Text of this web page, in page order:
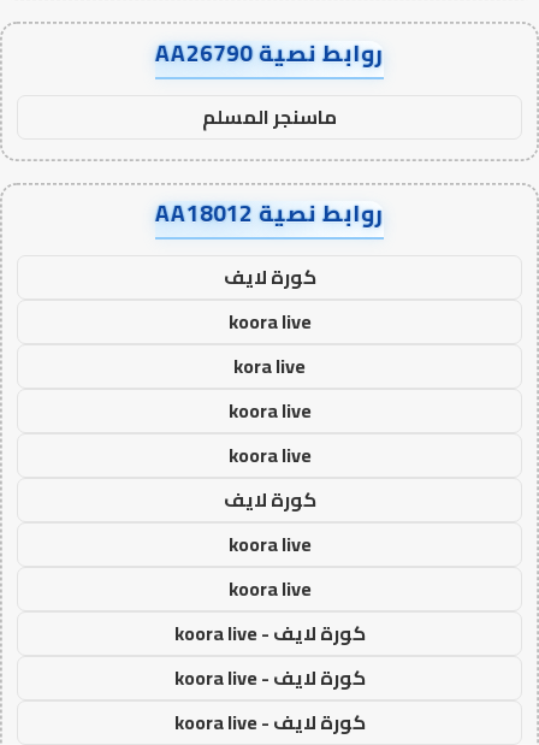
روابط نصية AA26790
ماسنجر المسلم
روابط نصية AA18012
كورة لايف
koora live
kora live
koora live
koora live
كورة لايف
koora live
koora live
كورة لايف - koora live
كورة لايف - koora live
كورة لايف - koora live